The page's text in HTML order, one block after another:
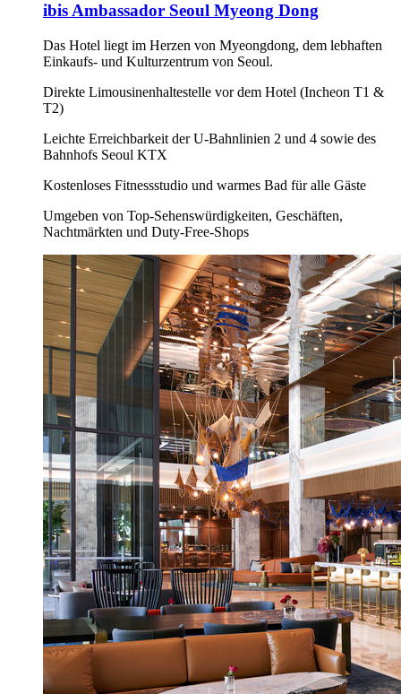
ibis Ambassador Seoul Myeong Dong
Das Hotel liegt im Herzen von Myeongdong, dem lebhaften
Einkaufs- und Kulturzentrum von Seoul.
Direkte Limousinenhaltestelle vor dem Hotel (Incheon T1 &
T2)
Leichte Erreichbarkeit der U-Bahnlinien 2 und 4 sowie des
Bahnhofs Seoul KTX
Kostenloses Fitnessstudio und warmes Bad für alle Gäste
Umgeben von Top-Sehenswürdigkeiten, Geschäften,
Nachtmärkten und Duty-Free-Shops